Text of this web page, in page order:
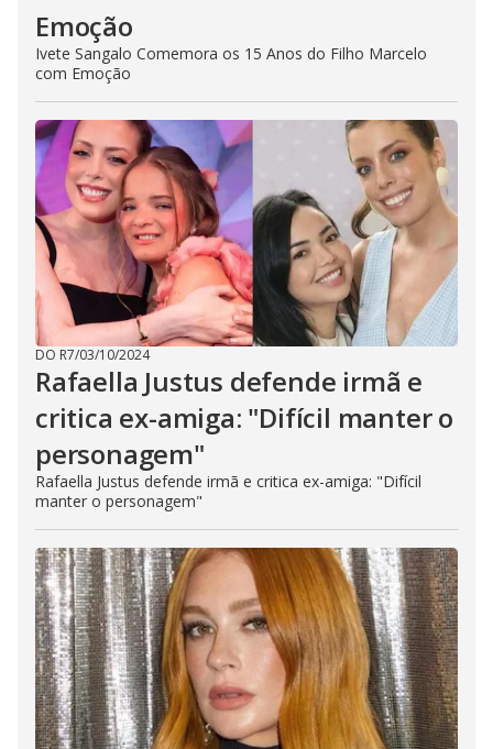
Emoção
Ivete Sangalo Comemora os 15 Anos do Filho Marcelo
com Emoção
DO R7/03/10/2024
Rafaella Justus defende irmã e
critica ex-amiga: "Difícil manter o
personagem"
Rafaella Justus defende irmã e critica ex-amiga: "Difícil
manter o personagem"